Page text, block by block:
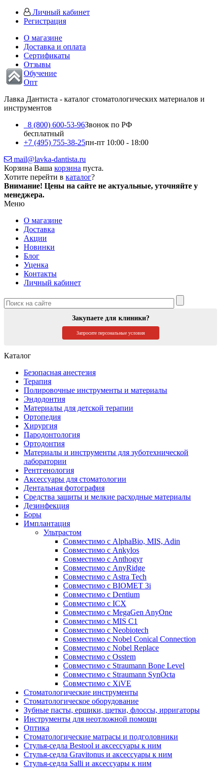
Личный кабинет
Регистрация
О магазине
Доставка и оплата
Сертификаты
Отзывы
Обучение
Опт
Лавка Дантиста - каталог стоматологических материалов и
инструментов
8 (800) 600-53-96Звонок по РФ
бесплатный
+7 (495) 755-38-25пн-пт 10:00 - 18:00
mail@lavka-dantista.ru
Корзина Ваша корзина пуста.
Хотите перейти в каталог?
Внимание! Цены на сайте не актуальные, уточняйте у
менеджера.
Меню
О магазине
Доставка
Акции
Новинки
Блог
Уценка
Контакты
Личный кабинет
Закупаете для клиники?
Запросите персональные условия
Каталог
Безопасная анестезия
Терапия
Полировочные инструменты и материалы
Эндодонтия
Материалы для детской терапии
Ортопедия
Хирургия
Пародонтология
Ортодонтия
Материалы и инструменты для зуботехнической
лаборатории
Рентгенология
Аксессуары для стоматологии
Дентальная фотография
Средства защиты и мелкие расходные материалы
Дезинфекция
Боры
Имплантация
Ультрастом
Совместимо с AlphaBio, MIS, Adin
Совместимо с Ankylos
Совместимо с Anthogyr
Совместимо с AnyRidge
Совместимо с Astra Tech
Совместимо с BIOMET 3i
Совместимо с Dentium
Совместимо с ICX
Совместимо с MegaGen AnyOne
Совместимо с MIS С1
Совместимо с Neobiotech
Совместимо с Nobel Conical Connection
Совместимо с Nobel Replace
Совместимо с Osstem
Совместимо с Straumann Bone Level
Совместимо с Straumann SynOcta
Совместимо с XiVE
Стоматологические инструменты
Стоматологическое оборудование
Зубные пасты, ершики, щетки, флоссы, ирригаторы
Инструменты для неотложной помощи
Оптика
Стоматологические матрасы и подголовники
Стулья-седла Bestool и аксессуары к ним
Стулья-седла Gravitonus и аксессуары к ним
Стулья-седла Salli и аксессуары к ним